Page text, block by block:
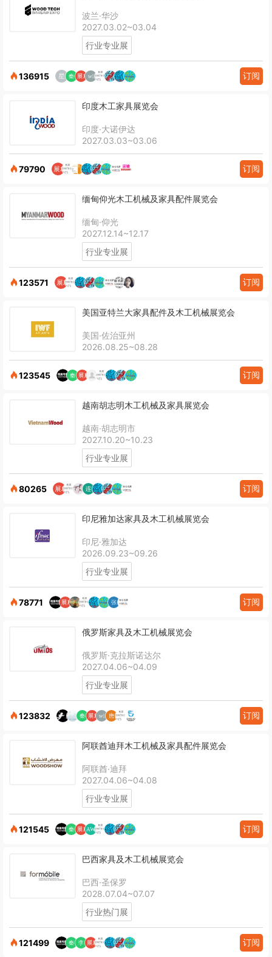
波兰·华沙
2027.03.02~03.04
行业专业展
136915 订阅
印度木工家具展览会
印度·大诺伊达
2027.03.03~03.06
79790 订阅
缅甸仰光木工机械及家具配件展览会
缅甸·仰光
2027.12.14~12.17
行业专业展
123571 订阅
美国亚特兰大家具配件及木工机械展览会
美国·佐治亚州
2026.08.25~08.28
123545 订阅
越南胡志明木工机械及家具展览会
越南·胡志明市
2027.10.20~10.23
行业专业展
80265 订阅
印尼雅加达家具及木工机械展览会
印尼·雅加达
2026.09.23~09.26
行业专业展
78771 订阅
俄罗斯家具及木工机械展览会
俄罗斯·克拉斯诺达尔
2027.04.06~04.09
行业专业展
123832 订阅
阿联酋迪拜木工机械及家具配件展览会
阿联酋·迪拜
2027.04.06~04.08
行业专业展
121545 订阅
巴西家具及木工机械展览会
巴西·圣保罗
2028.07.04~07.07
行业热门展
121499 订阅